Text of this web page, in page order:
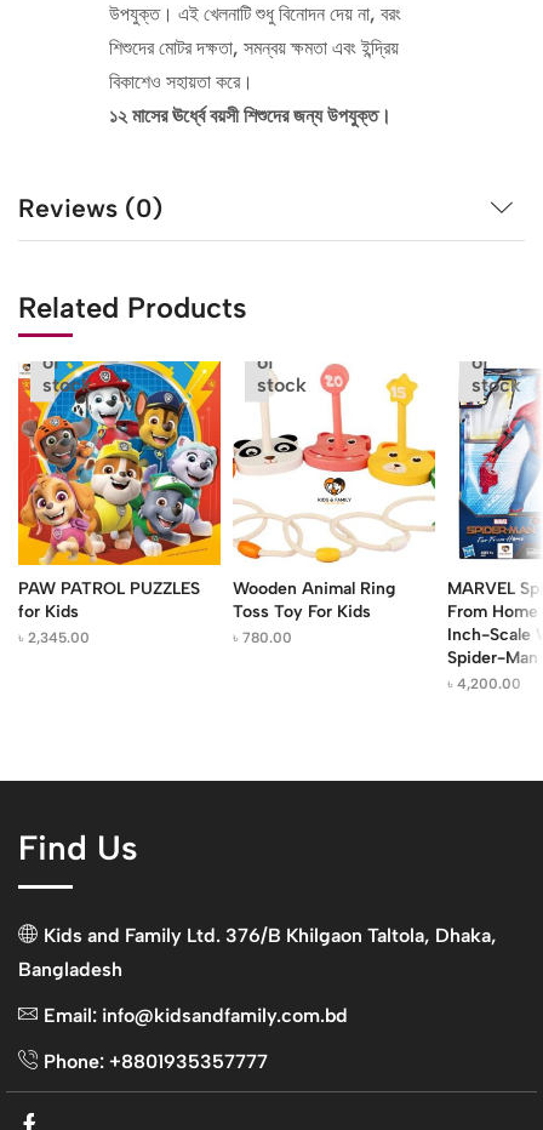
উপযুক্ত। এই খেলনাটি শুধু বিনোদন দেয় না, বরং
শিশুদের মোটর দক্ষতা, সমন্বয় ক্ষমতা এবং ইন্দ্রিয়
বিকাশেও সহায়তা করে।
১২ মাসের ঊর্ধ্বে বয়সী শিশুদের জন্য উপযুক্ত।
Reviews (0)
Related Products
Out
of
stock
PAW PATROL PUZZLES
for Kids
৳ 2,345.00
of
stock
Wooden Animal Ring
Toss Toy For Kids
৳780.00
of
stock
MARVEL
From
Inch-Scale
Spider-Man
৳4,200.00
Find Us
Kids and Family Ltd. 376/B Khilgaon Taltola, Dhaka,
Bangladesh
Email: info@kidsandfamily.com.bd
Phone: +8801935357777